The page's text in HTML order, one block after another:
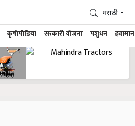
कृषीपीडिया सरकारी योजना पशुधन हवामान
मराठी